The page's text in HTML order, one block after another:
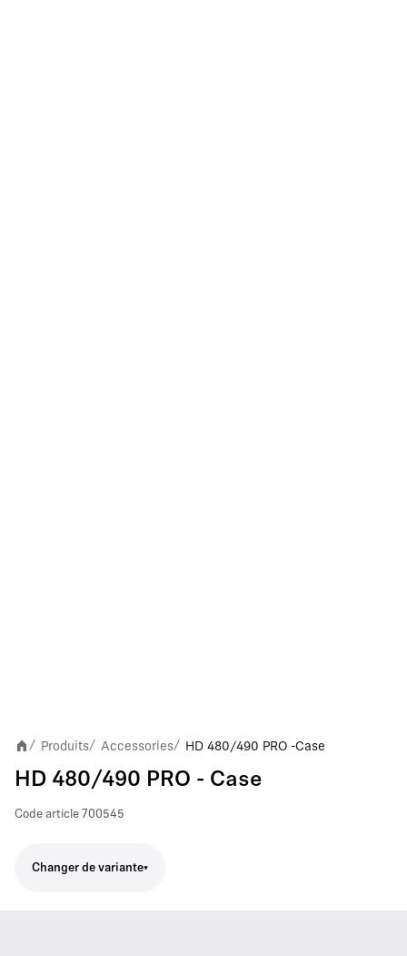
/ Produits/ Accessories/ HD 480/490 PRO - Case
HD 480/490 PRO - Case
Code article 700545
Changer de variante